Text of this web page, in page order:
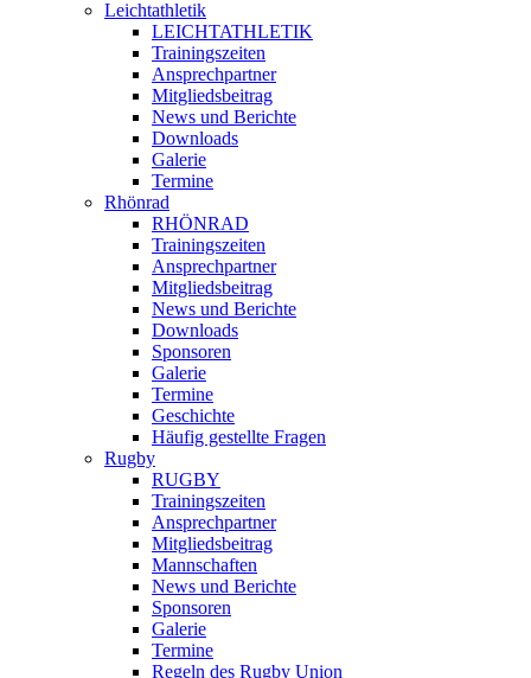
Leichtathletik
LEICHTATHLETIK
Trainingszeiten
Ansprechpartner
Mitgliedsbeitrag
News und Berichte
Downloads
Galerie
Termine
Rhönrad
RHÖNRAD
Trainingszeiten
Ansprechpartner
Mitgliedsbeitrag
News und Berichte
Downloads
Sponsoren
Galerie
Termine
Geschichte
Häufig gestellte Fragen
Rugby
RUGBY
Trainingszeiten
Ansprechpartner
Mitgliedsbeitrag
Mannschaften
News und Berichte
Sponsoren
Galerie
Termine
Regeln des Rugby Union